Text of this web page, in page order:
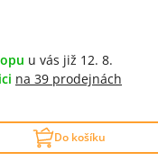
u vás již 12. 8.
na 39 prodejnách
Do košíku